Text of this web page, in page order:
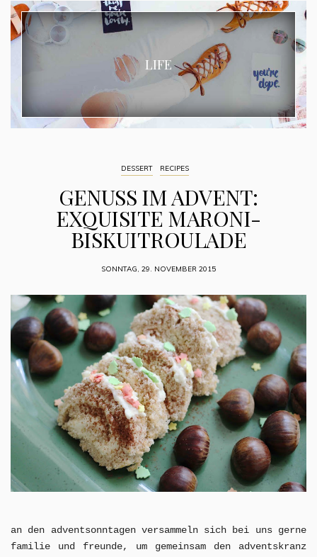
LIFE
DESSERT RECIPES
GENUSS IM ADVENT:
EXQUISITE MARONI-
BISKUITROULADE
SONNTAG, 29. NOVEMBER 2015
an den adventsonntagen versammeln sich bei uns gerne
familie und freunde, um gemeinsam den adventskranz